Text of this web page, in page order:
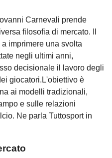
Carnevali prende
filosofia di mercato. Il
imprimere una svolta
negli ultimi anni,
decisionale il lavoro degli
giocatori.L'obiettivo è
ai modelli tradizionali,
e sulle relazioni
Ne parla Tuttosport in